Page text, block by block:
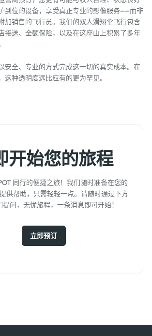
到位的设备，享受真正专业的影像服务——而非
销售的飞行员。 我们的双人滑翔伞飞行包含
接送、全额保险，以及在这座山上积累了多年
安全、专业的方式完成这一切的真实成本。在
这种透明度远比应有的更为罕见。
开始您的旅程
同行的便捷之旅！我们随时准备在您的
供帮助，只需轻轻一点。请随时通过下方
问，无忧旅程，一条消息即可开始！
立即预订